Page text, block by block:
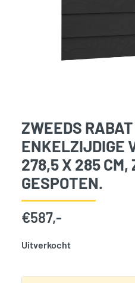
ZWEEDS
ENKELZIJDIGE
278,5 X 285 CM,
GESPOTEN.
€587,-
Uitverkocht